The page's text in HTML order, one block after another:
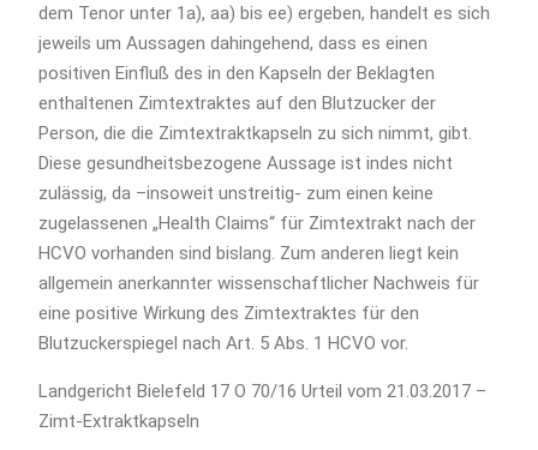
dem Tenor unter 1a), aa) bis ee) ergeben, handelt es sich
jeweils um Aussagen dahingehend, dass es einen
positiven Einfluß des in den Kapseln der Beklagten
enthaltenen Zimtextraktes auf den Blutzucker der
Person, die die Zimtextraktkapseln zu sich nimmt, gibt.
Diese gesundheitsbezogene Aussage ist indes nicht
zulässig, da –insoweit unstreitig- zum einen keine
zugelassenen „Health Claims“ für Zimtextrakt nach der
HCVO vorhanden sind bislang. Zum anderen liegt kein
allgemein anerkannter wissenschaftlicher Nachweis für
eine positive Wirkung des Zimtextraktes für den
Blutzuckerspiegel nach Art. 5 Abs. 1 HCVO vor.
Landgericht Bielefeld 17 O 70/16 Urteil vom 21.03.2017 –
Zimt-Extraktkapseln